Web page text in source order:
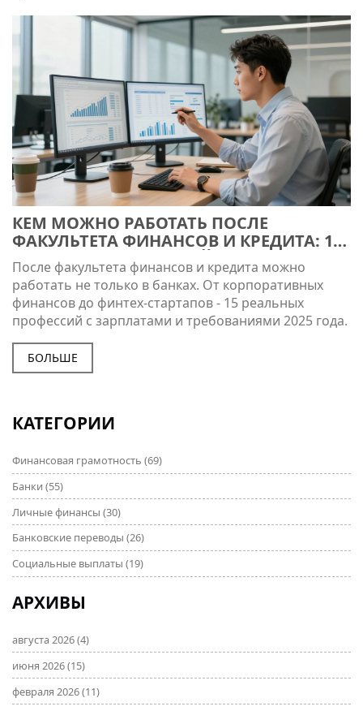
КЕМ МОЖНО РАБОТАТЬ ПОСЛЕ
ФАКУЛЬТЕТА ФИНАНСОВ И КРЕДИТА: 15
РЕАЛЬНЫХ ПРОФЕССИЙ
После факультета финансов и кредита можно
работать не только в банках. От корпоративных
финансов до финтех-стартапов - 15 реальных
профессий с зарплатами и требованиями 2025 года.
БОЛЬШЕ
КАТЕГОРИИ
Финансовая грамотность (69)
Банки (55)
Личные финансы (30)
Банковские переводы (26)
Социальные выплаты (19)
АРХИВЫ
августа 2026(4)
июня 2026(15)
февраля 2026(11)